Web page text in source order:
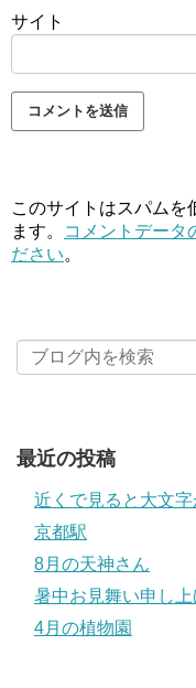
サイト
このサイトはスパムを
ます。
コメントデータ
ださい。
最近の投稿
近くで見ると大文
京都駅
8月の天神さん
暑中お見舞い申し上
4月の植物園